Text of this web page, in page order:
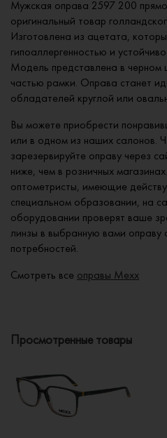
Мужская оправа 2597 200
оригинальный товар
Изготовлена из ацетата,
гипоаллергенностью и
Модель представлена в черном
частью рамки. Оправа станет
обладателей круглой или
Вы можете приобрести
или в одном из наших салонов.
зарезервируйте оправу через
ниже, чем в розничных
оптометристы, имеющие
специальном образовании, на
оборудовании проверят ваше
линзы в выбранную вами оправу
потребностей.
Смотреть все оправы Mexx
Просмотренные товары